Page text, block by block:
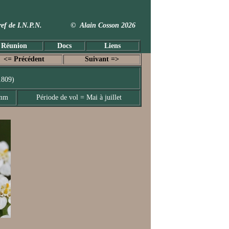
de I.N.P.N. © Alain Cosson 2026
Docs Liens
<= Précédent Suivant =>
Période de vol = Mai à juillet